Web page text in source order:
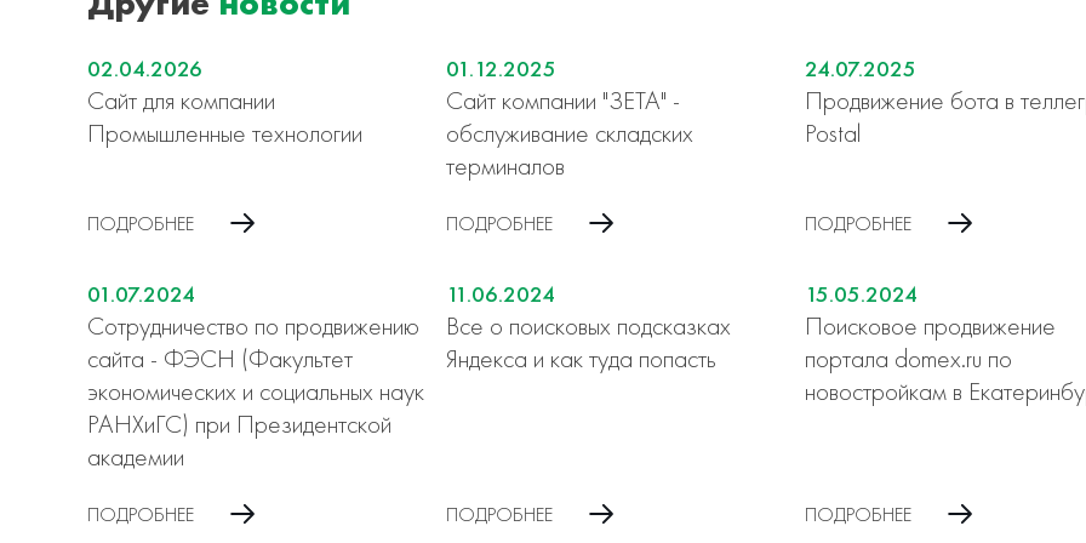
02.04.2026
Сайт для компании
Промышленные технологии
ПОДРОБНЕЕ
01.12.2025
Сайт компании "ЗЕТА" -
обслуживание складских
терминалов
ПОДРОБНЕЕ
24.07.2025
Продвижение бота в
Postal
ПОДРОБНЕЕ
01.07.2024
Сотрудничество по продвижению
сайта - ФЭСН (Факультет
экономических и социальных наук
РАНХиГС) при Президентской
академии
ПОДРОБНЕЕ
11.06.2024
Все о поисковых подсказках
Яндекса и как туда попасть
ПОДРОБНЕЕ
15.05.2024
Поисковое продвижение
портала domex.ru по
новостройкам в
ПОДРОБНЕЕ